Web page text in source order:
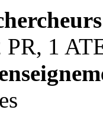
PR, 1